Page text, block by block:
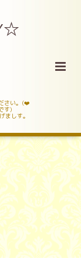
さい。(❤️
す)
ましす。